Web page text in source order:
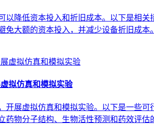
降低资本投入和折旧成本。以下是相
大额的资本投入，并减少设备折旧成
拟仿真和模拟实验
展虚拟仿真和模拟实验。以下是一些
物分子结构、生物活性预测和药效评